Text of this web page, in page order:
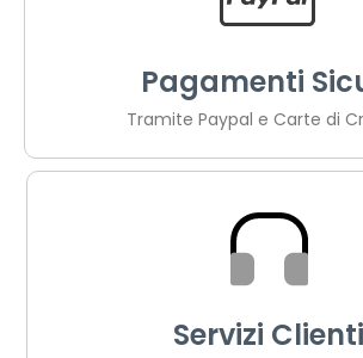
Pagamenti
Tramite Paypal e Carte di
Servizi Clienti